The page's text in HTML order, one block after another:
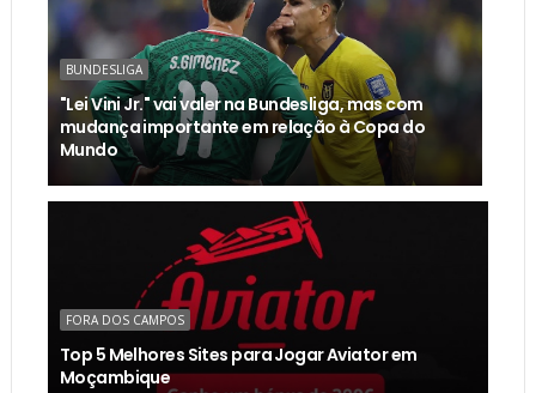
BUNDESLIGA
"Lei Vini Jr." vai valer na Bundesliga, mas com
mudança importante em relação à Copa do
Mundo
FORA DOS CAMPOS
Top 5 Melhores Sites para Jogar Aviator em
Moçambique